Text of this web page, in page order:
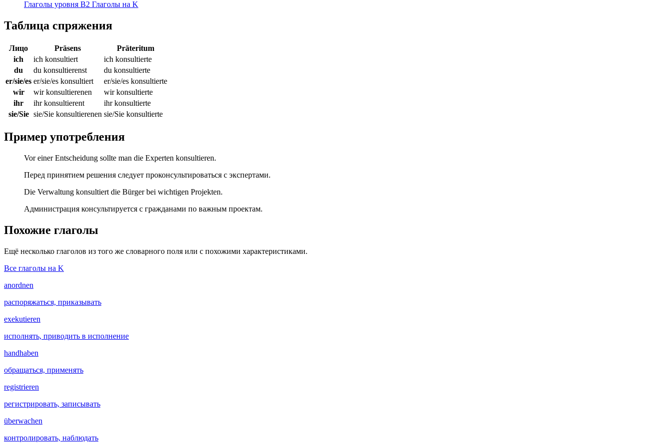
Глаголы уровня B2 Глаголы на K
Таблица спряжения
Лицо Präsens
Präteritum
ich
ich konsultiert
ich konsultierte
du
du konsultierenst
du konsultierte
er/sie/es er/sie/es konsultiert
er/sie/es konsultierte
wir
wir konsultierenen
wir konsultierte
ihr
ihr konsultierent
ihr konsultierte
sie/Sie sie/Sie konsultierenen sie/Sie konsultierte
Пример употребления
Vor einer Entscheidung sollte man die Experten konsultieren.
Перед принятием решения следует проконсультироваться с экспертами.
Die Verwaltung konsultiert die Bürger bei wichtigen Projekten.
Администрация консультируется с гражданами по важным проектам.
Похожие глаголы
Ещё несколько глаголов из того же словарного поля или с похожими характеристиками.
Все глаголы на K
anordnen
распоряжаться, приказывать
exekutieren
исполнять, приводить в исполнение
handhaben
обращаться, применять
registrieren
регистрировать, записывать
überwachen
контролировать, наблюдать